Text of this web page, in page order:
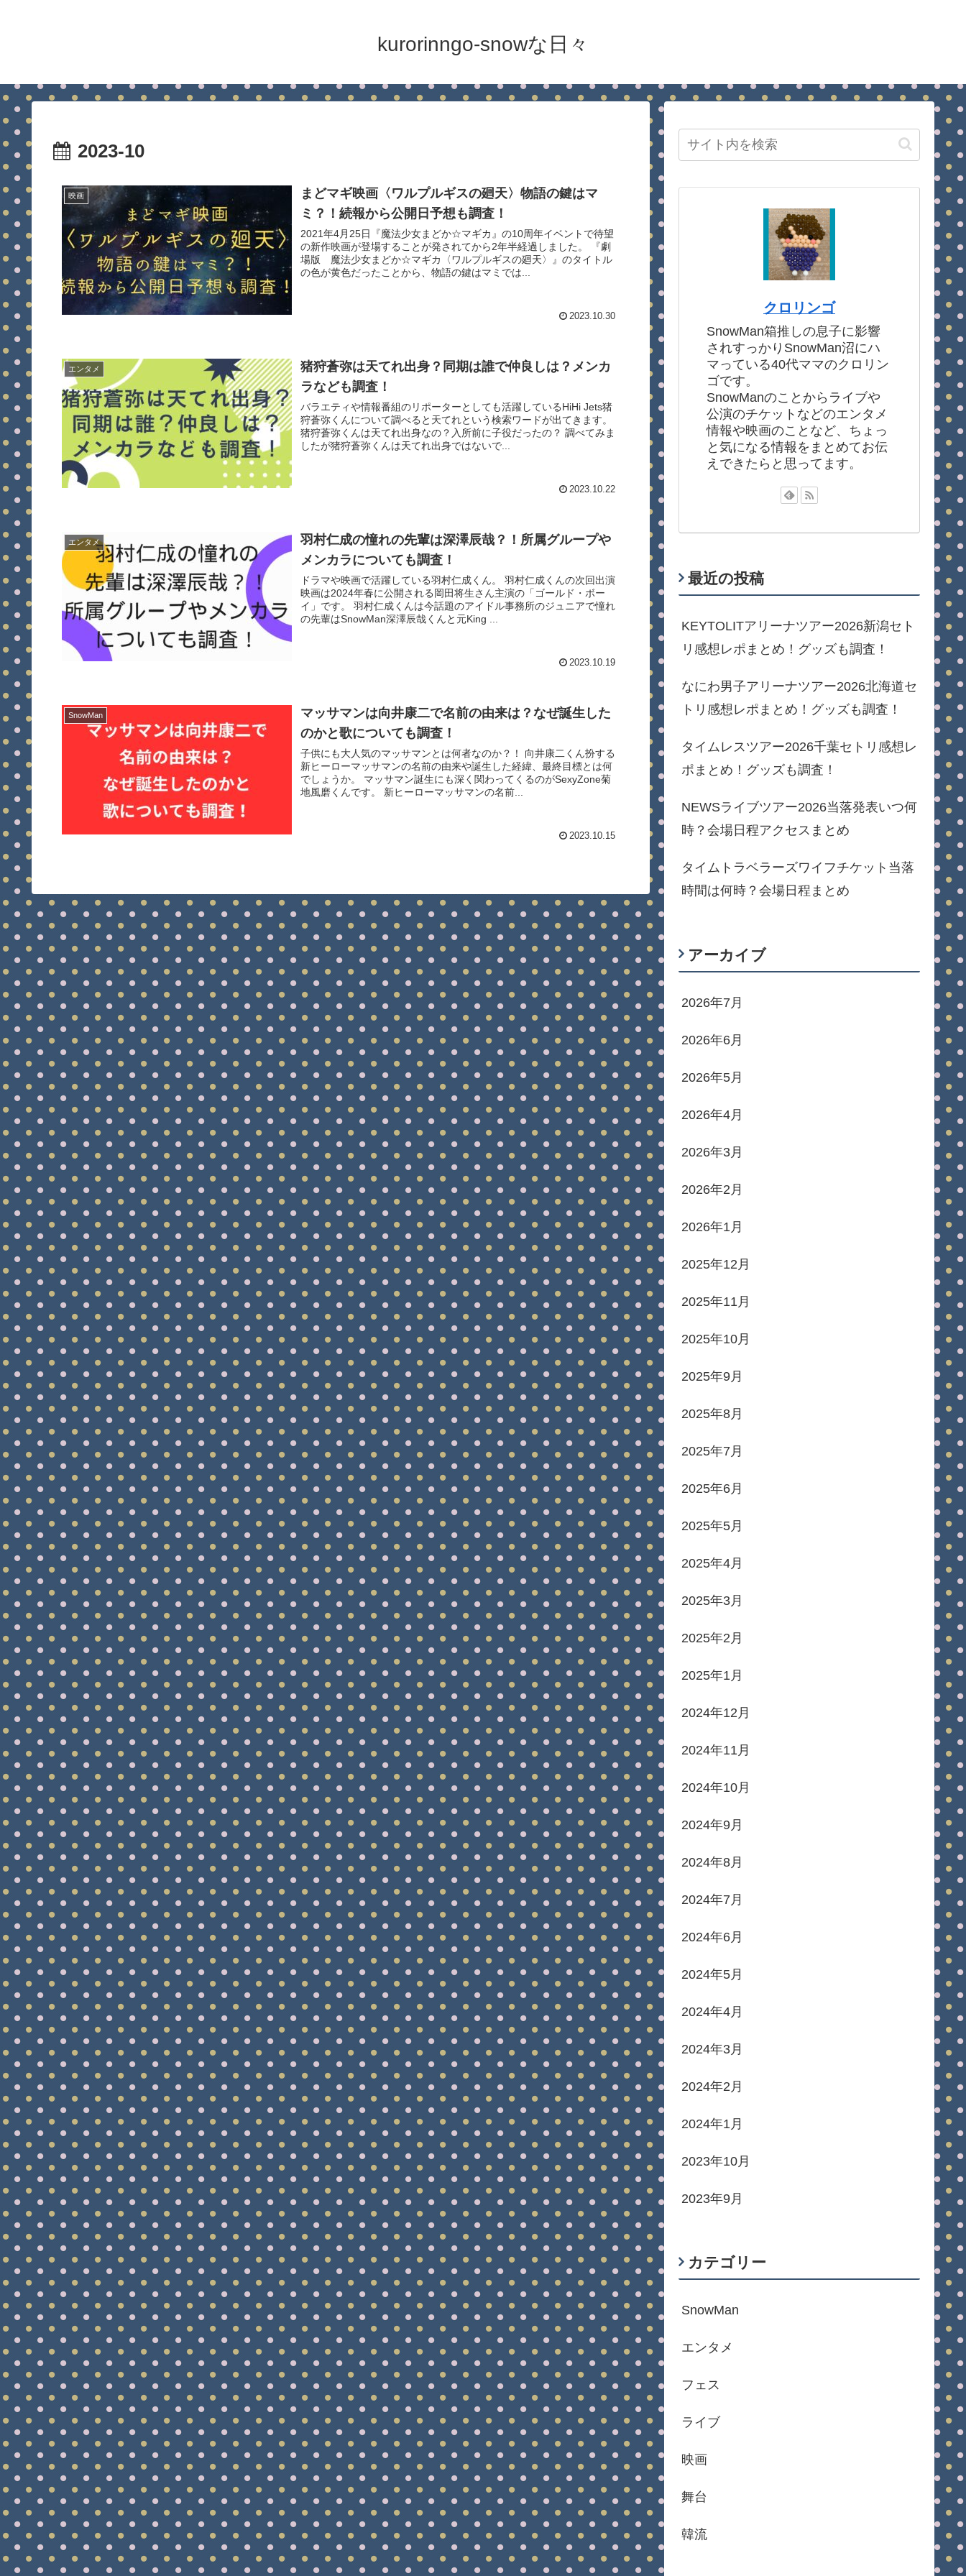
kurorinngo-snowな日々
2023-10
映画
まどマギ映画〈ワルプルギスの廻天〉物語の鍵はマ
ミ？！続報から公開日予想も調査！
2021年4月25日『魔法少女まどか☆マギカ』の10周年イベントで待望
の新作映画が登場することが発されてから2年半経過しました。 『劇
場版 魔法少女まどか☆マギカ〈ワルプルギスの廻天〉』のタイトル
の色が黄色だったことから、物語の鍵はマミでは...
2023.10.30
エンタメ
猪狩蒼弥は天てれ出身？同期は誰で仲良しは？メンカ
ラなども調査！
バラエティや情報番組のリポーターとしても活躍しているHiHi Jets猪
狩蒼弥くんについて調べると天てれという検索ワードが出てきます。
猪狩蒼弥くんは天てれ出身なの？入所前に子役だったの？ 調べてみま
したが猪狩蒼弥くんは天てれ出身ではないで...
2023.10.22
エンタメ
羽村仁成の憧れの先輩は深澤辰哉？！所属グループや
メンカラについても調査！
ドラマや映画で活躍している羽村仁成くん。 羽村仁成くんの次回出演
映画は2024年春に公開される岡田将生さん主演の「ゴールド・ボー
イ」です。 羽村仁成くんは今話題のアイドル事務所のジュニアで憧れ
の先輩はSnowMan深澤辰哉くんと元King ...
2023.10.19
SnowMan
マッサマンは向井康二で名前の由来は？なぜ誕生した
のかと歌についても調査！
子供にも大人気のマッサマンとは何者なのか？！ 向井康二くん扮する
新ヒーローマッサマンの名前の由来や誕生した経緯、最終目標とは何
でしょうか。 マッサマン誕生にも深く関わってくるのがSexyZone菊
地風磨くんです。 新ヒーローマッサマンの名前...
2023.10.15
クロリンゴ
SnowMan箱推しの息子に影響
されすっかりSnowMan沼にハ
マっている40代ママのクロリン
ゴです。
SnowManのことからライブや
公演のチケットなどのエンタメ
情報や映画のことなど、ちょっ
と気になる情報をまとめてお伝
えできたらと思ってます。
最近の投稿
KEYTOLITアリーナツアー2026新潟セト
リ感想レポまとめ！グッズも調査！
なにわ男子アリーナツアー2026北海道セ
トリ感想レポまとめ！グッズも調査！
タイムレスツアー2026千葉セトリ感想レ
ポまとめ！グッズも調査！
NEWSライブツアー2026当落発表いつ何
時？会場日程アクセスまとめ
タイムトラベラーズワイフチケット当落
時間は何時？会場日程まとめ
アーカイブ
2026年7月
2026年6月
2026年5月
2026年4月
2026年3月
2026年2月
2026年1月
2025年12月
2025年11月
2025年10月
2025年9月
2025年8月
2025年7月
2025年6月
2025年5月
2025年4月
2025年3月
2025年2月
2025年1月
2024年12月
2024年11月
2024年10月
2024年9月
2024年8月
2024年7月
2024年6月
2024年5月
2024年4月
2024年3月
2024年2月
2024年1月
2023年10月
2023年9月
カテゴリー
SnowMan
エンタメ
フェス
ライブ
映画
舞台
韓流